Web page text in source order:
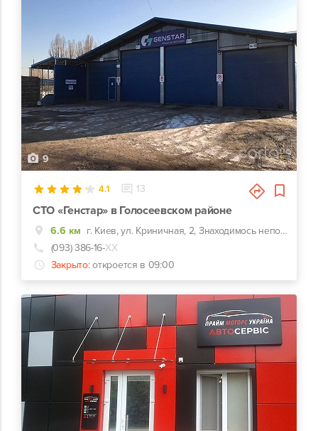
9
4.1 13
СТО «Генстар» в Голосеевском районе
6.6 км
г. Киев, ул. Криничная, 2, Знаходимось неподалік м. Васильківська. До нас можна проїхати по пр. Лобановського та вул.Кайсарова, або через вул.Васильківську та Охтирську.
(093) 386-16-ХХ
Закрыто: откроется в 09:00